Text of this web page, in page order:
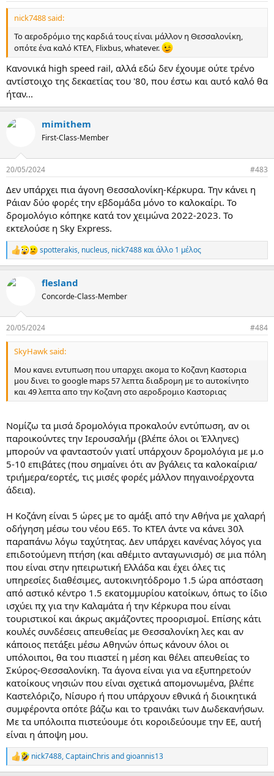
nick7488 said:
Το αεροδρόμιο της καρδιά τους είναι μάλλον η Θεσσαλονίκη,
οπότε ένα καλό ΚΤΕΛ, Flixbus, whatever.
Κανονικά high speed rail, αλλά εδώ δεν έχουμε ούτε τρένο
αντίστοιχο της δεκαετίας του '80, που έστω και αυτό καλό θα
ήταν...
mimithem
First-Class-Member
20/05/2024 #483
Δεν υπάρχει πια άγονη Θεσσαλονίκη-Κέρκυρα. Την κάνει η
Ράιαν δύο φορές την εβδομάδα μόνο το καλοκαίρι. Το
δρομολόγιο κόπηκε κατά τον χειμώνα 2022-2023. Το
εκτελούσε η Sky Express.
R
e
c
s
:
spotterakis, nucleus, nick7488 και άλλο 1 μέλος
flesland
Concorde-Class-Member
20/05/2024 #484
SkyHawk said:
Μου κανει εντυπωση που υπαρχει ακομα το Κοζανη Καστορια
μου δινει το google maps 57 λεπτα διαδρομη με το αυτοκίνητο
και 49 λεπτα απο την Κοζανη στο αεροδρομιο Καστοριας
Νομίζω τα μισά δρομολόγια προκαλούν εντύπωση, αν οι
παροικούντες την Ιερουσαλήμ (βλέπε όλοι οι Έλληνες)
μπορούν να φανταστούν γιατί υπάρχουν δρομολόγια με μ.ο
5-10 επιβάτες (που σημαίνει ότι αν βγάλεις τα καλοκαίρια/
τριήμερα/εορτές, τις μισές φορές μάλλον πηγαινοέρχοντα
άδεια).
Η Κοζάνη είναι 5 ώρες με το αμάξι από την Αθήνα με χαλαρή
οδήγηση μέσω του νέου Ε65. Το ΚΤΕΛ άντε να κάνει 30λ
παραπάνω λόγω ταχύτητας. Δεν υπάρχει κανένας λόγος για
επιδοτούμενη πτήση (και αθέμιτο ανταγωνισμό) σε μια πόλη
που είναι στην ηπειρωτική Ελλάδα και έχει όλες τις
υπηρεσίες διαθέσιμες, αυτοκινητόδρομο 1.5 ώρα απόσταση
από αστικό κέντρο 1.5 εκατομμυρίου κατοίκων, όπως το ίδιο
ισχύει πχ για την Καλαμάτα ή την Κέρκυρα που είναι
τουριστικοί και άκρως ακμάζοντες προορισμοί. Επίσης κάτι
κουλές συνδέσεις απευθείας με Θεσσαλονίκη λες και αν
κάποιος πετάξει μέσω Αθηνών όπως κάνουν όλοι οι
υπόλοιποι, θα του πιαστεί η μέση και θέλει απευθείας το
Σκύρος-Θεσσαλονίκη. Τα άγονα είναι για να εξυπηρετούν
κατοίκους νησιών που είναι σχετικά απομονωμένα, βλέπε
Καστελόριζο, Νίσυρο ή που υπάρχουν εθνικά ή διοικητικά
συμφέροντα οπότε βάζω και το τραινάκι των Δωδεκανήσων.
Με τα υπόλοιπα πιστεύουμε ότι κοροιδεύουμε την ΕΕ, αυτή
είναι η άποψη μου.
R
e
nick7488,CaptainChris andgioannis13